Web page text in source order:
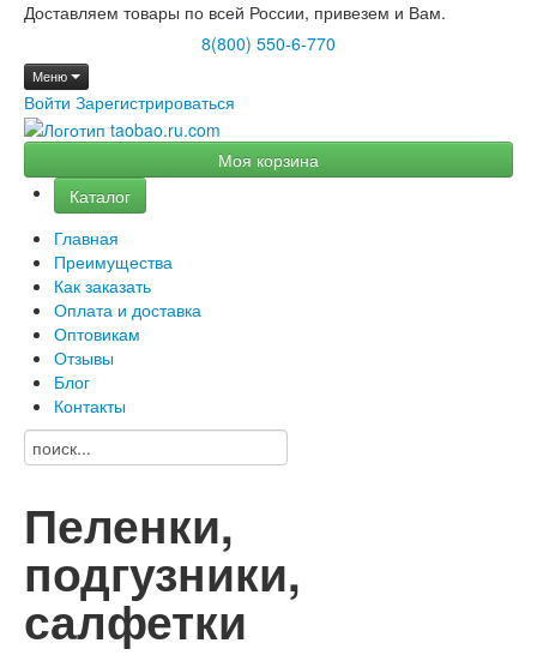
Доставляем товары по всей России, привезем и Вам.
8(800) 550-6-770
Меню
Войти Зарегистрироваться
Моя корзина
Каталог
Главная
Преимущества
Как заказать
Оплата и доставка
Оптовикам
Отзывы
Блог
Контакты
Пеленки,
подгузники,
салфетки